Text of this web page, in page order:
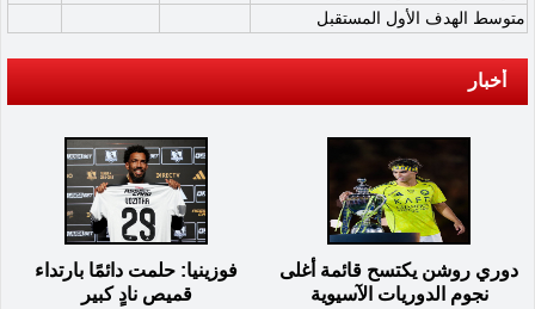
متوسط الهدف الأول المستقبل
أخبار
دوري روشن يكتسح قائمة أغلى
نجوم الدوريات الآسيوية
فوزينيا: حلمت دائمًا بارتداء
قميص نادٍ كبير